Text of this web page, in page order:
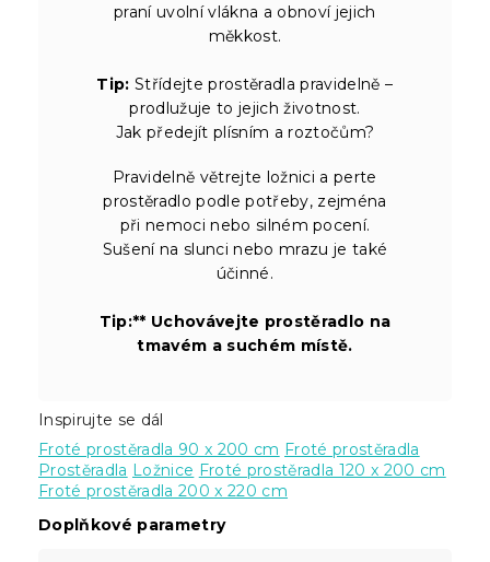
praní uvolní vlákna a obnoví jejich
měkkost.
Tip: Střídejte prostěradla pravidelně –
prodlužuje to jejich životnost.
Jak předejít plísním a roztočům?
Pravidelně větrejte ložnici a perte
prostěradlo podle potřeby, zejména
při nemoci nebo silném pocení.
Sušení na slunci nebo mrazu je také
účinné.
Tip:** Uchovávejte prostěradlo na
tmavém a suchém místě.
Inspirujte se dál
Froté prostěradla 90 x 200 cm Froté prostěradla
Prostěradla Ložnice Froté prostěradla 120 x 200 cm
Froté prostěradla 200 x 220 cm
Doplňkové parametry